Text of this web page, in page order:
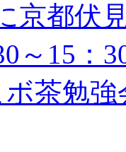
京都伏
～15：
茶勉強